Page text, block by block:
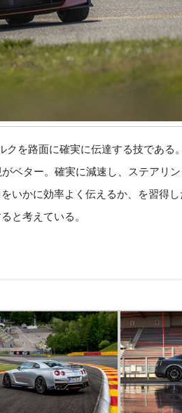
を路面に確実に伝達する技である
ベター。確実に減速し、ステアリ
いかに効率よく伝えるか、を習得
と考えている。